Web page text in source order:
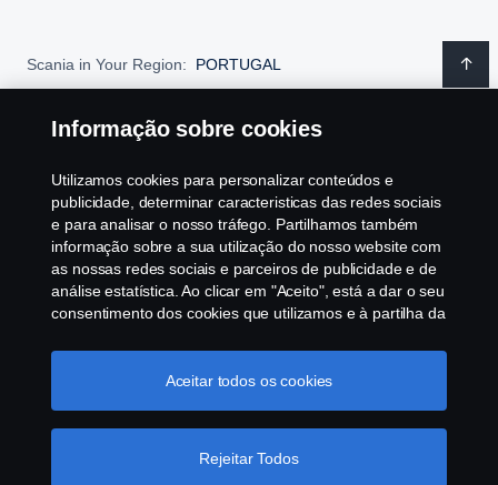
Scania in Your Region: PORTUGAL
Aviso Legal
Declaração de privacidade
Cookies
Informação sobre cookies
Utilizamos cookies para personalizar conteúdos e
publicidade, determinar caracteristicas das redes sociais
e para analisar o nosso tráfego. Partilhamos também
informação sobre a sua utilização do nosso website com
as nossas redes sociais e parceiros de publicidade e de
análise estatística. Ao clicar em "Aceito", está a dar o seu
consentimento dos cookies que utilizamos e à partilha da
utilizamos os cookies, visite a nossa secção de cookies,
ou clique no link em rodapé, ou como gerimos os seus
Rejeitar Todos
Aceitar todos os cookies